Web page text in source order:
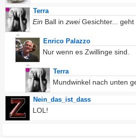
Terra
Ein Ball in zweiGesichter... geht
Enrico Palazzo
Nur wenn es Zwillinge sind.
Terra
Mundwinkel nach unten
Nein_das_ist_dass
LOL!